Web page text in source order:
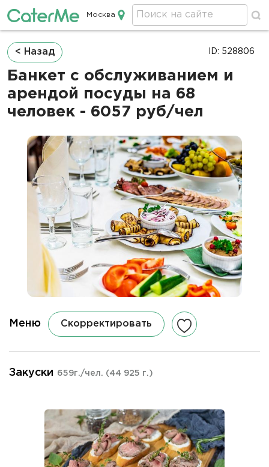
Кейтеринг в Москве
Москва
Строка
навигации
< Назад
Банкет с обслуживанием и
арендой посуды на 68
человек - 6057 руб/чел
ID: 528806
Меню Скорректировать
Закуски 659г./чел. (44 925 г.)